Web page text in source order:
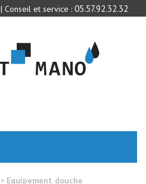
| Conseil et service : 05.57.92.32.32
> Equipement_douche